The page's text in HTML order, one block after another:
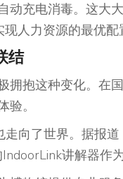
动充电消毒。这大
人力资源的最优配
结
拥抱这种变化。在
。
走向了世界。据
讲解器作